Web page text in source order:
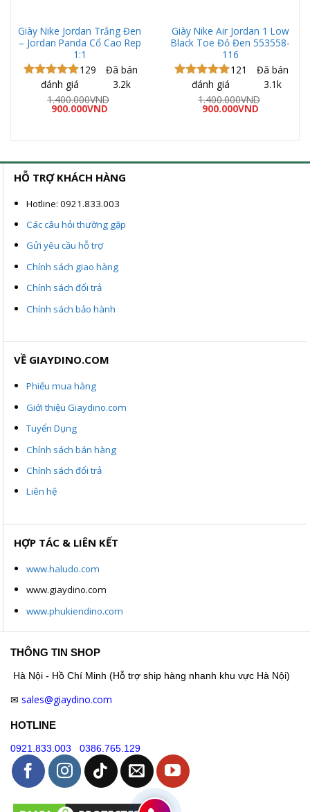
Giày Nike Jordan Trắng Đen
– Jordan Panda Cổ Cao Rep
1:1
Được xếp
hạng 4.97
129
đánh giá
Đã bán
3.2k
1.400.000VND
Giá
gốc
900.000VND
Giày Nike Air Jordan 1 Low
Black Toe Đỏ Đen 553558-
116
Được xếp
hạng 5.00
121
đánh giá
Đã bán
3.1k
1.400.000VND
Giá
gốc
900.000VND
HỖ TRỢ KHÁCH HÀNG
Hotline: 0921.833.003
Các câu hỏi thường gặp
Gửi yêu cầu hỗ trợ
Chính sách giao hàng
Chính sách đổi trả
Chính sách bảo hành
VỀ GIAYDINO.COM
Phiếu mua hàng
Giới thiệu Giaydino.com
Tuyển Dụng
Chính sách bán hàng
Chính sách đổi trả
Liên hệ
HỢP TÁC & LIÊN KẾT
www.haludo.com
www.giaydino.com
www.phukiendino.com
THÔNG TIN SHOP
Hà Nội - Hồ Chí Minh (Hỗ trợ ship hàng nhanh khu vực Hà Nội)
✉ sales@giaydino.com
HOTLINE
0921.833.003 0386.765.129